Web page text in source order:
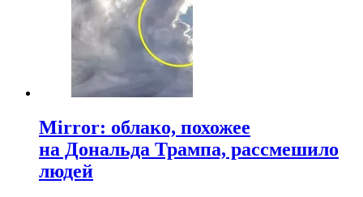
Mirror: облако, похожее
на Дональда Трампа, рассмешило
людей